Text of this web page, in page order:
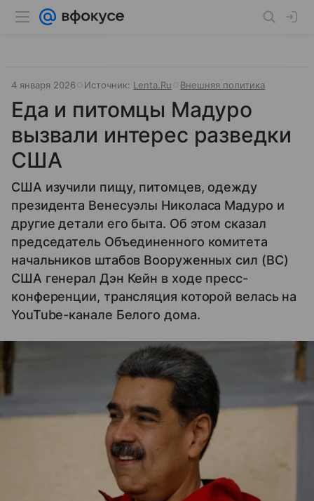
4 января 2026 Источник: Lenta.Ru Внешняя политика
Еда и питомцы Мадуро
вызвали интерес разведки
США
США изучили пищу, питомцев, одежду
президента Венесуэлы Николаса Мадуро и
другие детали его быта. Об этом сказал
председатель Объединенного комитета
начальников штабов Вооруженных сил (ВС)
США генерал Дэн Кейн в ходе пресс-
конференции, трансляция которой велась на
YouTube-канале Белого дома.